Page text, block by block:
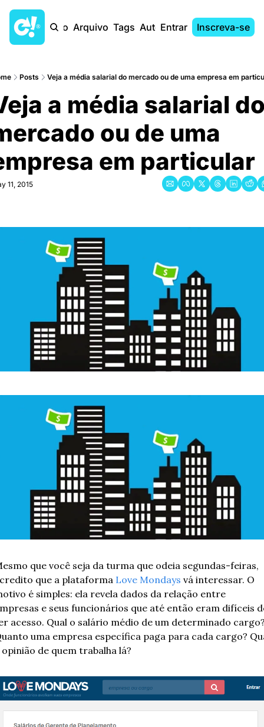
Início Arquivo Tags AutoresEntrar Inscreva-se
Posts Veja a média salarial do mercado ou de uma empresa em
a média salarial
ou de uma
em particular
11, 2015
que você seja da turma que odeia segundas-feiras,
que a plataforma Love Mondays vá interessar. O
é simples: ela revela dados da relação entre
e seus funcionários que até então eram difíceis
acesso. Qual o salário médio de um determinado
uma empresa específica paga para cada cargo?
opinião de quem trabalha lá?